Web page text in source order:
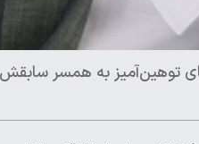
توهین‌آمیز به همسر